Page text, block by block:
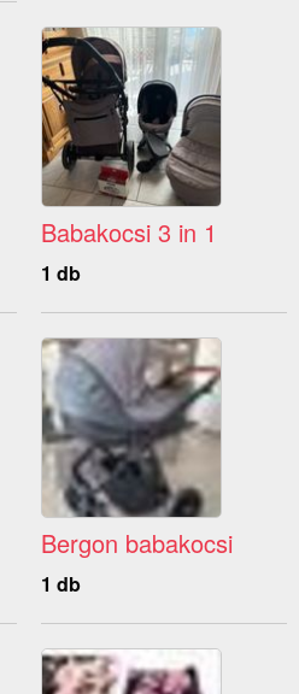
Babakocsi 3 in 1
1 db
Bergon babakocsi
1 db